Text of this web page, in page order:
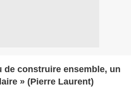
de construire ensemble, un
» (Pierre Laurent)